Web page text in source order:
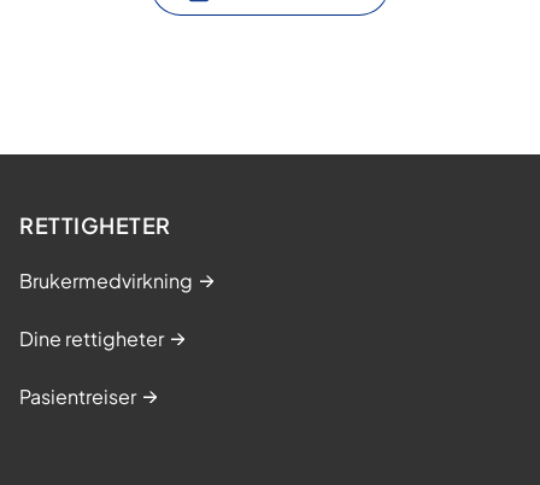
RETTIGHETER
Brukermedvirkning
Dine rettigheter
Pasientreiser